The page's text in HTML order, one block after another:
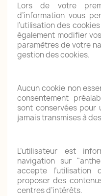
Lors de votre
d’information vous
l’utilisation des
également modifier
paramètres de votre
gestion des cookies.
Aucun cookie non
consentement
sont conservées pour
jamais transmises à
L’utilisateur est
navigation sur
accepte
proposer des
centres d’intérêts.